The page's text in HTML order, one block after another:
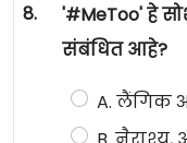
8.
'#MeToo' हे
संबंधित आहे?
A. लैंगिक